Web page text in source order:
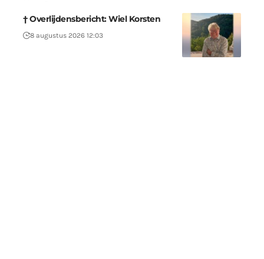
† Overlijdensbericht: Wiel Korsten
8 augustus 2026 12:03